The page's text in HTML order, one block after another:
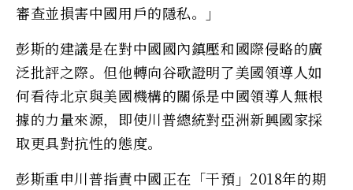
審查並損害中國用戶的隱私。」
彭斯的建議是在對中國國內鎮壓和國際侵略的廣
泛批評之際。但他轉向谷歌證明了美國領導人如
何看待北京與美國機構的關係是中國領導人無根
據的力量來源，即使川普總統對亞洲新興國家採
取更具對抗性的態度。
彭斯重申川普指責中國正在「干預」2018年的期